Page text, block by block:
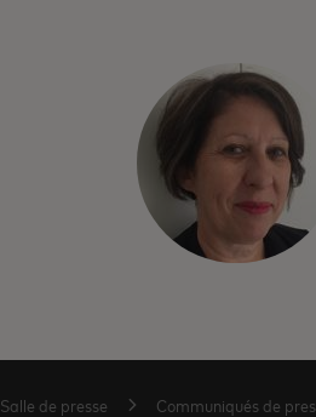
Salle de presse Communiqués de